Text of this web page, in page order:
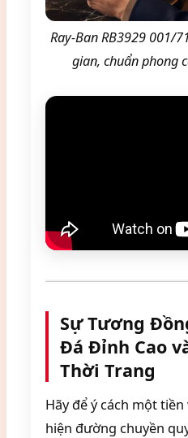
Ray-Ban RB3929 001/
gian, chuẩn phong
Sự Tương
Đá Đỉnh Cao
Thời Trang
Hãy để ý cách một
hiện đường chuyền